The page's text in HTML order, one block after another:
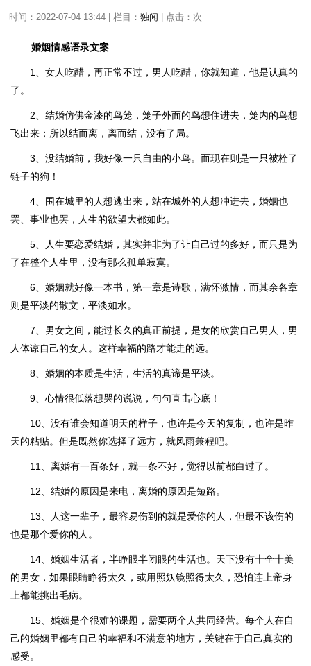
时间：2022-07-04 13:44 | 栏目： 独闻 | 点击： 次
婚姻情感语录文案
1、女人吃醋，再正常不过，男人吃醋，你就知道，他是认真的
了。
2、结婚仿佛金漆的鸟笼，笼子外面的鸟想住进去，笼内的鸟想
飞出来；所以结而离，离而结，没有了局。
3、没结婚前，我好像一只自由的小鸟。而现在则是一只被栓了
链子的狗！
4、围在城里的人想逃出来，站在城外的人想冲进去，婚姻也
罢、事业也罢，人生的欲望大都如此。
5、人生要恋爱结婚，其实并非为了让自己过的多好，而只是为
了在整个人生里，没有那么孤单寂寞。
6、婚姻就好像一本书，第一章是诗歌，满怀激情，而其余各章
则是平淡的散文，平淡如水。
7、男女之间，能过长久的真正前提，是女的欣赏自己男人，男
人体谅自己的女人。这样幸福的路才能走的远。
8、婚姻的本质是生活，生活的真谛是平淡。
9、心情很低落想哭的说说，句句直击心底！
10、没有谁会知道明天的样子，也许是今天的复制，也许是昨
天的粘贴。但是既然你选择了远方，就风雨兼程吧。
11、离婚有一百条好，就一条不好，觉得以前都白过了。
12、结婚的原因是来电，离婚的原因是短路。
13、人这一辈子，最容易伤到的就是爱你的人，但最不该伤的
也是那个爱你的人。
14、婚姻生活者，半睁眼半闭眼的生活也。天下没有十全十美
的男女，如果眼睛睁得太久，或用照妖镜照得太久，恐怕连上帝身
上都能挑出毛病。
15、婚姻是个很难的课题，需要两个人共同经营。每个人在自
己的婚姻里都有自己的幸福和不满意的地方，关键在于自己真实的
感受。